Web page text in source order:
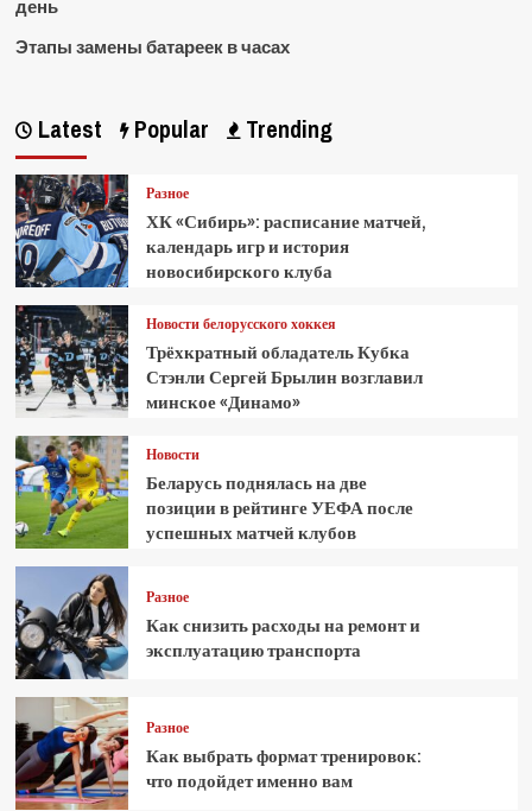
день
Этапы замены батареек в часах
Latest Popular Trending
Разное
ХК «Сибирь»: расписание матчей,
календарь игр и история
новосибирского клуба
Новости белорусского хоккея
Трёхкратный обладатель Кубка
Стэнли Сергей Брылин возглавил
минское «Динамо»
Новости
Беларусь поднялась на две
позиции в рейтинге УЕФА после
успешных матчей клубов
Разное
Как снизить расходы на ремонт и
эксплуатацию транспорта
Разное
Как выбрать формат тренировок:
что подойдет именно вам